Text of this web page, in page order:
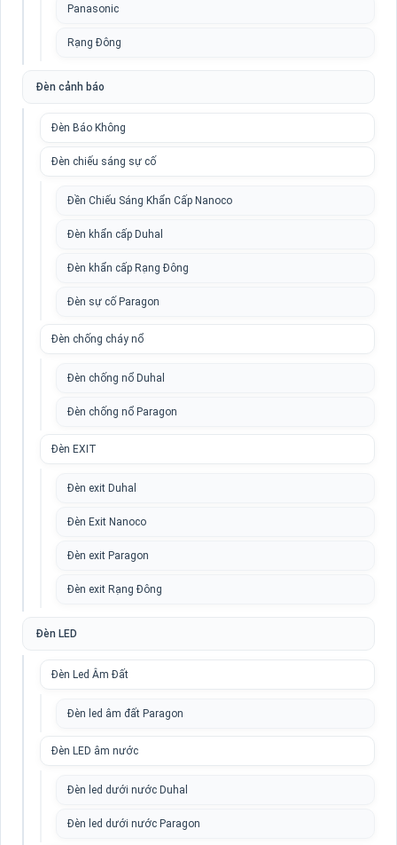
Panasonic
Rạng Đông
Đèn cảnh báo
Đèn Báo Không
Đèn chiếu sáng sự cố
Đền Chiếu Sáng Khẩn Cấp Nanoco
Đèn khẩn cấp Duhal
Đèn khẩn cấp Rạng Đông
Đèn sự cố Paragon
Đèn chống cháy nổ
Đèn chống nổ Duhal
Đèn chống nổ Paragon
Đèn EXIT
Đèn exit Duhal
Đèn Exit Nanoco
Đèn exit Paragon
Đèn exit Rạng Đông
Đèn LED
Đèn Led Âm Đất
Đèn led âm đất Paragon
Đèn LED âm nước
Đèn led dưới nước Duhal
Đèn led dưới nước Paragon